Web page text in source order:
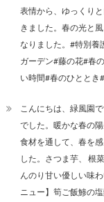
表情から、ゆっくり
きました。春の光と
なりました。#特別養
ガーデン#藤の花#春
い時間#春のひととき
こんにちは、緑風園
でした。暖かな春の
食材を通して、春を
した。さつま芋、 根
んのり甘い優しい味
ニュー】筍ご飯鯵の